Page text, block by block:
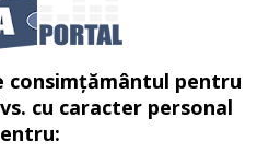
Ghid complet Impozitul pe venit si
contributiile sociale
Vreau acest produs →
normei anuale de venit,
consimțământul pentru
cu caracter personal